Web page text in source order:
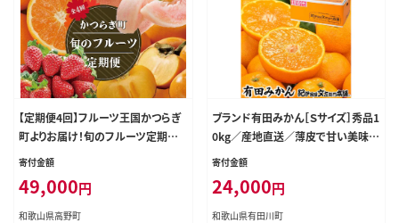
【定期便4回】フルーツ王国かつらぎ
町よりお届け！旬のフルーツ定期便
【KG11】
寄付金額
49,000円
和歌山県高野町
ブランド有田みかん［Ｓサイズ］秀品1
0kg／産地直送／薄皮で甘い美味し
い 和歌山県産／紀伊国屋文左衛門
寄付金額
24,000円
和歌山県有田川町